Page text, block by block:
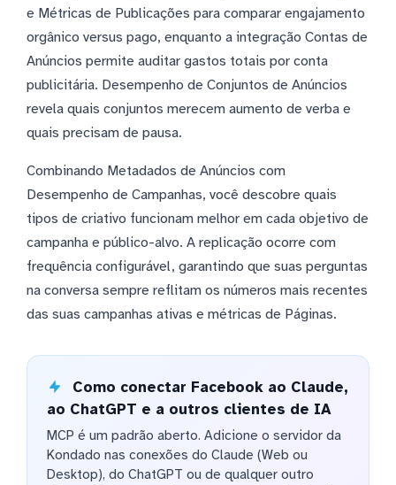
e Métricas de Publicações para comparar engajamento
orgânico versus pago, enquanto a integração Contas de
Anúncios permite auditar gastos totais por conta
publicitária. Desempenho de Conjuntos de Anúncios
revela quais conjuntos merecem aumento de verba e
quais precisam de pausa.
Combinando Metadados de Anúncios com
Desempenho de Campanhas, você descobre quais
tipos de criativo funcionam melhor em cada objetivo de
campanha e público-alvo. A replicação ocorre com
frequência configurável, garantindo que suas perguntas
na conversa sempre reflitam os números mais recentes
das suas campanhas ativas e métricas de Páginas.
Como conectar Facebook ao Claude,
ao ChatGPT e a outros clientes de IA
MCP é um padrão aberto. Adicione o servidor da
Kondado nas conexões do Claude (Web ou
Desktop), do ChatGPT ou de qualquer outro